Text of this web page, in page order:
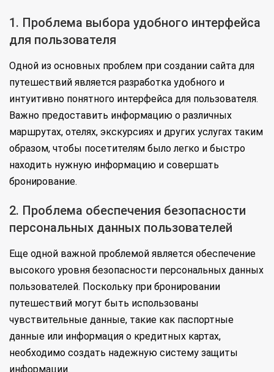
1. Проблема выбора удобного интерфейса
для пользователя
Одной из основных проблем при создании сайта для
путешествий является разработка удобного и
интуитивно понятного интерфейса для пользователя.
Важно предоставить информацию о различных
маршрутах, отелях, экскурсиях и других услугах таким
образом, чтобы посетителям было легко и быстро
находить нужную информацию и совершать
бронирование.
2. Проблема обеспечения безопасности
персональных данных пользователей
Еще одной важной проблемой является обеспечение
высокого уровня безопасности персональных данных
пользователей. Поскольку при бронировании
путешествий могут быть использованы
чувствительные данные, такие как паспортные
данные или информация о кредитных картах,
необходимо создать надежную систему защиты
информации.